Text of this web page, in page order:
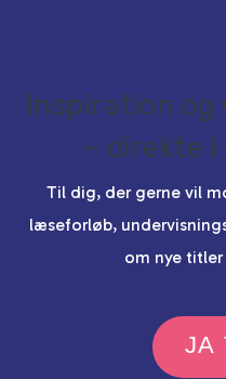
Inspiration
– direkte i
Til dig, der gerne vil
læseforløb,
om nye
JA